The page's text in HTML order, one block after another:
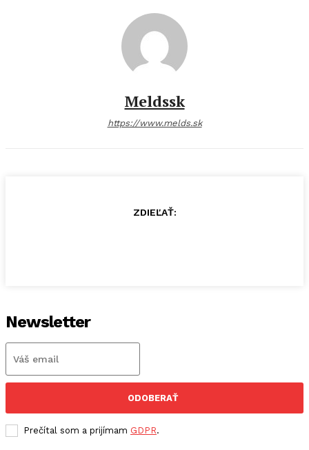
Meldssk
https://www.melds.sk
ZDIEĽAŤ:
Newsletter
ODOBERAŤ
Prečítal som a prijímam GDPR.